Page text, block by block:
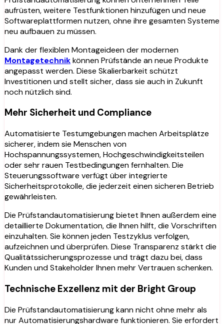
aufrüsten, weitere Testfunktionen hinzufügen und neue
Softwareplattformen nutzen, ohne ihre gesamten Systeme
neu aufbauen zu müssen.
Dank der flexiblen Montageideen der modernen
Montagetechnikkönnen Prüfstände an neue Produkte
angepasst werden. Diese Skalierbarkeit schützt
Investitionen und stellt sicher, dass sie auch in Zukunft
noch nützlich sind.
Mehr Sicherheit und Compliance
Automatisierte Testumgebungen machen Arbeitsplätze
sicherer, indem sie Menschen von
Hochspannungssystemen, Hochgeschwindigkeitsteilen
oder sehr rauen Testbedingungen fernhalten. Die
Steuerungssoftware verfügt über integrierte
Sicherheitsprotokolle, die jederzeit einen sicheren Betrieb
gewährleisten.
Die Prüfstandautomatisierung bietet Ihnen außerdem eine
detaillierte Dokumentation, die Ihnen hilft, die Vorschriften
einzuhalten. Sie können jeden Testzyklus verfolgen,
aufzeichnen und überprüfen. Diese Transparenz stärkt die
Qualitätssicherungsprozesse und trägt dazu bei, dass
Kunden und Stakeholder Ihnen mehr Vertrauen schenken.
Technische Exzellenz mit der Bright Group
Die Prüfstandautomatisierung kann nicht ohne mehr als
nur Automatisierungshardware funktionieren. Sie erfordert